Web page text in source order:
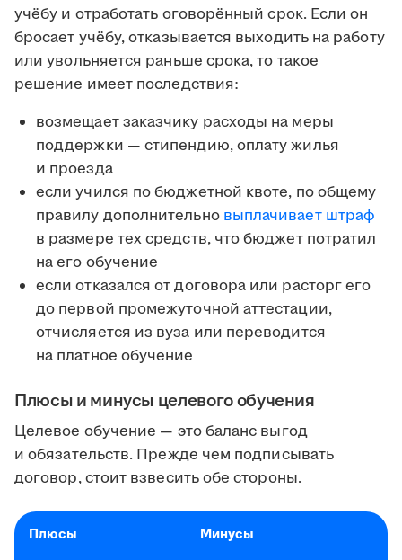
учёбу и отработать оговорённый срок. Если он
бросает учёбу, отказывается выходить на работу
или увольняется раньше срока, то такое
решение имеет последствия:
возмещает заказчику расходы на меры
поддержки — стипендию, оплату жилья
и проезда
если учился по бюджетной квоте, по общему
правилу дополнительновыплачивает штраф
в размере тех средств, что бюджет потратил
на его обучение
если отказался от договора или расторг его
до первой промежуточной аттестации,
отчисляется из вуза или переводится
на платное обучение
Плюсы и минусы целевого обучения
Целевое обучение — это баланс выгод
и обязательств. Прежде чем подписывать
договор, стоит взвесить обе стороны.
Плюсы Минусы